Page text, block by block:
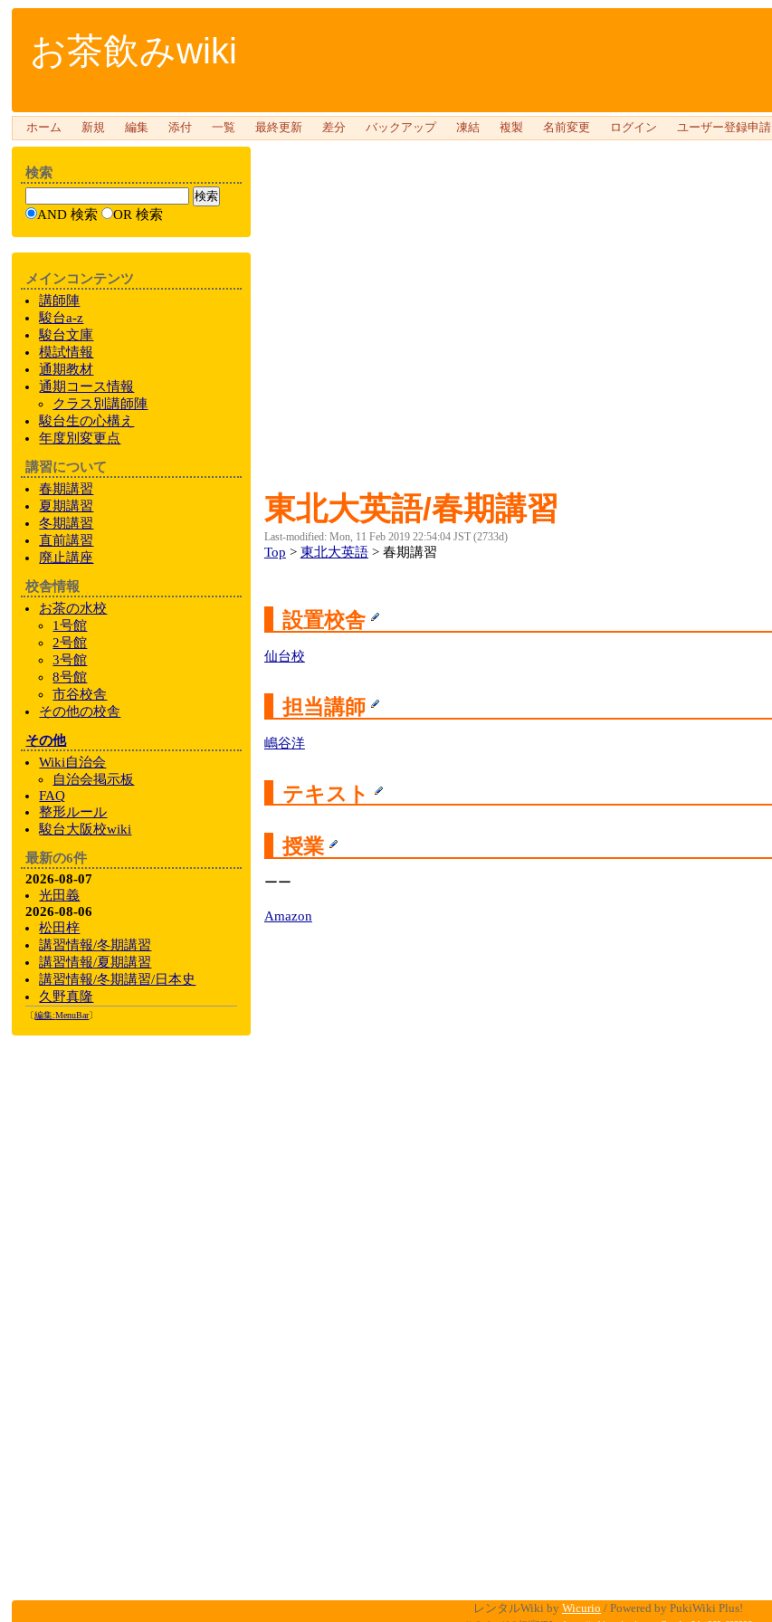
お茶飲みwiki
ホーム 新規 編集 添付 一覧 最終更新 差分 バックアップ 凍結 複製 名前変更 ログイン ユーザー登録申請
東北大英語/春期講習
Last-modified: Mon, 11 Feb 2019 22:54:04 JST (2733d)
Top > 東北大英語> 春期講習
設置校舎
仙台校
担当講師
嶋谷洋
テキスト
授業
ーー
Amazon
検索
AND 検索 OR 検索
メインコンテンツ
講師陣
駿台a-z
駿台文庫
模試情報
通期教材
通期 コース情報
クラス別講師陣
駿台生の心構え
年度別変更点
講習について
春期講習
夏期講習
冬期講習
直前講習
廃止講座
校舎情報
お茶の水校
1号館
2号館
3号館
8号館
市谷校舎
その他の校舎
その他
Wiki自治会
自治会掲示板
FAQ
整形ルール
駿台大阪校wiki
最新の6件
2026-08-07
光田義
2026-08-06
松田梓
講習情報/冬期講習
講習情報/夏期講習
講習情報/冬期講習/日本史
久野真隆
〔編集:MenuBar〕
レンタルWiki by Wicurio / Powered by PukiWiki Plus!